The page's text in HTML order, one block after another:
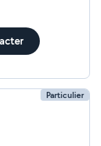
Particulier